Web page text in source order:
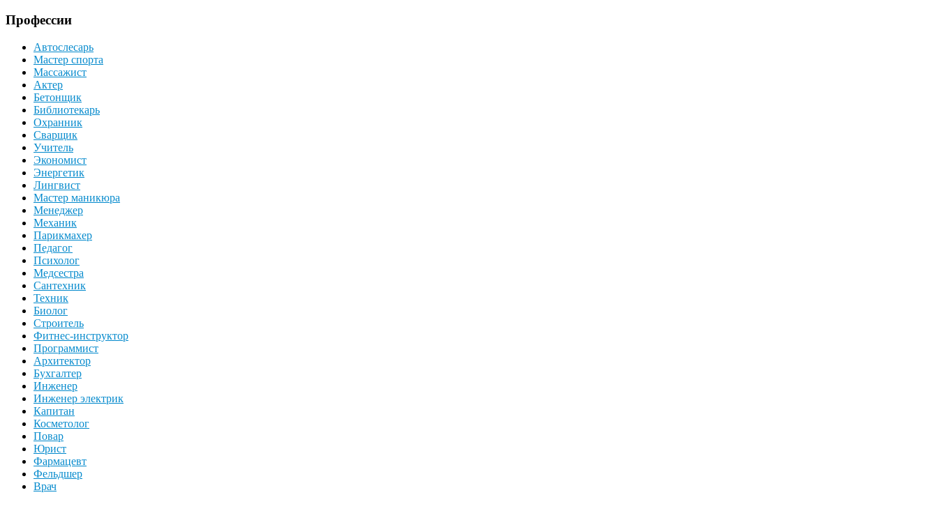
Профессии
Автослесарь
Мастер спорта
Массажист
Актер
Бетонщик
Библиотекарь
Охранник
Сварщик
Учитель
Экономист
Энергетик
Лингвист
Мастер маникюра
Менеджер
Механик
Парикмахер
Педагог
Психолог
Медсестра
Сантехник
Техник
Биолог
Строитель
Фитнес-инструктор
Программист
Архитектор
Бухгалтер
Инженер
Инженер электрик
Капитан
Косметолог
Повар
Юрист
Фармацевт
Фельдшер
Врач